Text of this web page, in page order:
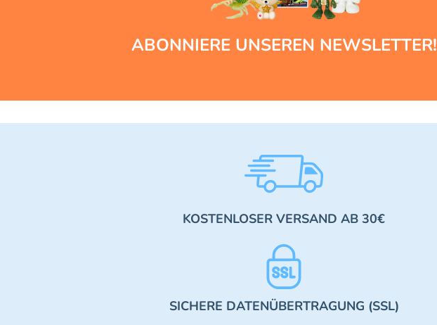
ABONNIERE UNSEREN NEWSLETTER!
KOSTENLOSER VERSAND AB 30€
SICHERE DATENÜBERTRAGUNG (SSL)